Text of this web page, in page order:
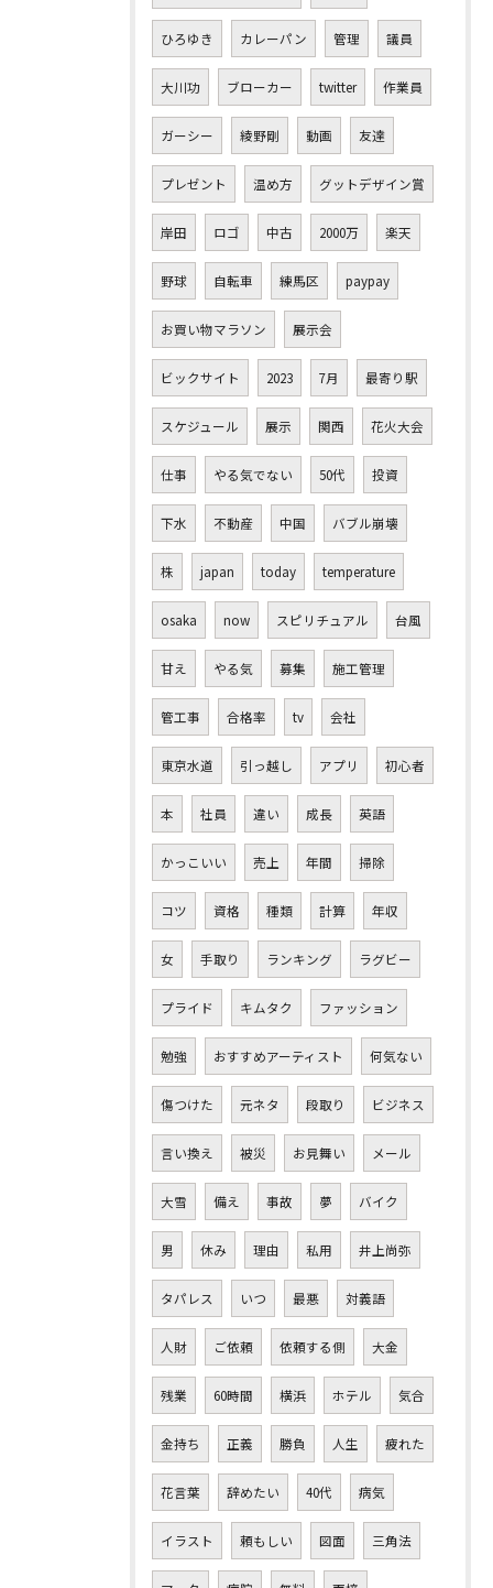
ひろゆき カレーパン 管理 議員
大川功 ブローカー twitter 作業員
ガーシー 綾野剛 動画 友達
プレゼント 温め方 グットデザイン賞
岸田 ロゴ 中古 2000万 楽天
野球 自転車 練馬区 paypay
お買い物マラソン 展示会
ビックサイト 2023 7月 最寄り駅
スケジュール 展示 関西 花火大会
仕事 やる気でない 50代 投資
下水 不動産 中国 バブル崩壊
株 japan today temperature
osaka now スピリチュアル 台風
甘え やる気 募集 施工管理
管工事 合格率 tv 会社
東京水道 引っ越し アプリ 初心者
本 社員 違い 成長 英語
かっこいい 売上 年間 掃除
コツ 資格 種類 計算 年収
女 手取り ランキング ラグビー
プライド キムタク ファッション
勉強 おすすめアーティスト 何気ない
傷つけた 元ネタ 段取り ビジネス
言い換え 被災 お見舞い メール
大雪 備え 事故 夢 バイク
男 休み 理由 私用 井上尚弥
タパレス いつ 最悪 対義語
人財 ご依頼 依頼する側 大金
残業 60時間 横浜 ホテル 気合
金持ち 正義 勝負 人生 疲れた
花言葉 辞めたい 40代 病気
イラスト 頼もしい 図面 三角法